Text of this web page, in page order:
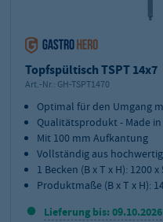
Topfspültisch TSPT 14x7
Art.-Nr.: GH-TSPT1470
Optimal für den Umgang
Qualitätsprodukt - Made
Mit 100 mm Aufkantung
Vollständig aus
1 Becken (B x T x H): 1200
Produktmaße (B x T x H):
Lieferung bis: 09.10.2026